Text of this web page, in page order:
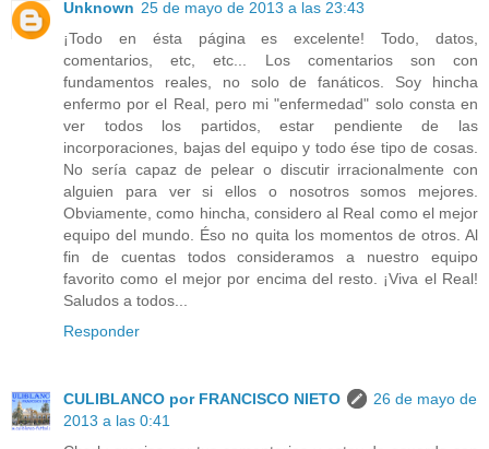
Unknown 25 de mayo de 2013 a las 23:43
¡Todo en ésta página es excelente! Todo, datos,
comentarios, etc, etc... Los comentarios son con
fundamentos reales, no solo de fanáticos. Soy hincha
enfermo por el Real, pero mi "enfermedad" solo consta en
ver todos los partidos, estar pendiente de las
incorporaciones, bajas del equipo y todo ése tipo de cosas.
No sería capaz de pelear o discutir irracionalmente con
alguien para ver si ellos o nosotros somos mejores.
Obviamente, como hincha, considero al Real como el mejor
equipo del mundo. Éso no quita los momentos de otros. Al
fin de cuentas todos consideramos a nuestro equipo
favorito como el mejor por encima del resto. ¡Viva el Real!
Saludos a todos...
Responder
CULIBLANCO por FRANCISCO NIETO
26 de mayo de
2013 a las 0:41